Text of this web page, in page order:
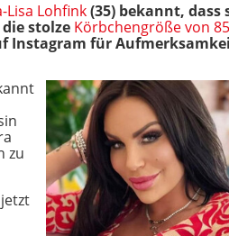
Lisa Lohfink(35) bekannt, dass
stolze Körbchengröße von
Instagram für
zu